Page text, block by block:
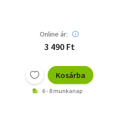
Online ár:
3 490 Ft
Kosárba
6 - 8 munkanap